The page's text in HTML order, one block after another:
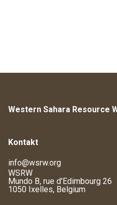
Western Sahara Resource
Kontakt
info@wsrw.org
WSRW
Mundo B, rue d'Edimbourg 26
1050 Ixelles, Belgium